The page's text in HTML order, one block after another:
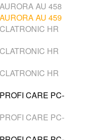
AU 458
AU 459
HR
HR
HR
CARE PC-
CARE PC-